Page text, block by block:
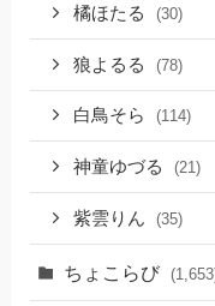
橘ほたる (30)
狼よるる (78)
白鳥そら (114)
神童ゆづる (21)
紫雲りん (35)
ちょこらび